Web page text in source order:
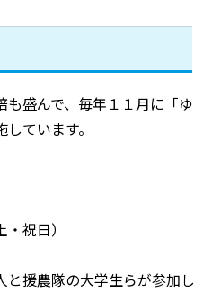
盛んで、毎年１１月に「ゆ
ています。
祝日）
援農隊の大学生らが参加し